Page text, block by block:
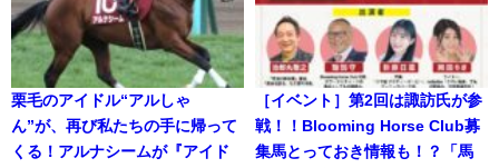
栗毛のアイドル“アルしゃ
ん”が、再び私たちの手に帰って
くる！アルナシームが『アイド
［イベント］第2回は諏訪氏が参
戦！！Blooming Horse Club募
集馬とっておき情報も！？「馬